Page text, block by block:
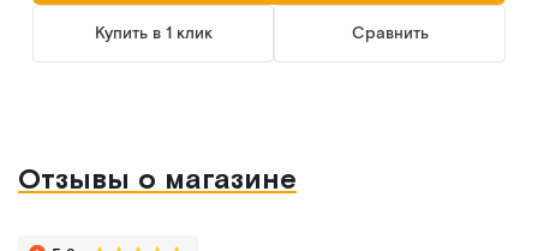
Купить в 1 клик Сравнить
Отзывы о магазине